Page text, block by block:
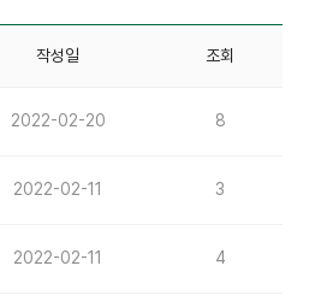
작성일 조회
2022-02-20 8
2022-02-11 3
2022-02-11 4